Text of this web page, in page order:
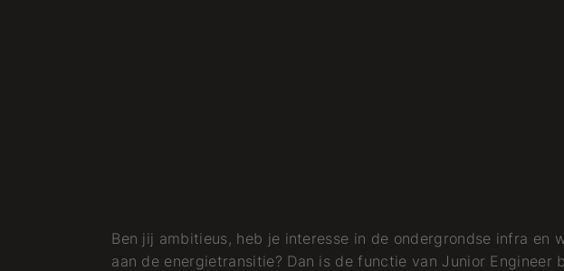
Ben jij ambitieus, heb je interesse in de ondergrondse infra en
aan de energietransitie? Dan is de functie van Junior Engineer